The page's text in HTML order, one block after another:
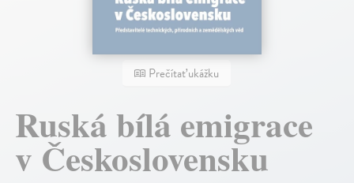
Prečítať ukážku
Ruská bílá emigrace
v Československu